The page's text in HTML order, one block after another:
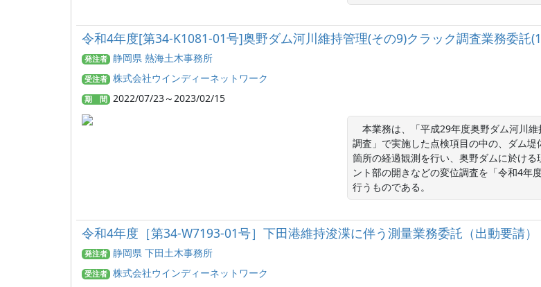
令和4年度[第34-K1081-01号]奥野ダム河川維持管理(その9)クラック調査業務委託
発注者 静岡県 熱海土木事務所
受注者 株式会社ウインディーネットワーク
期 間 2022/07/23～2023/02/15
本業務は、「平成29年度奥野ダム河川
調査」で実施した点検項目の中の、ダム
箇所の経過観測を行い、奥野ダムに於け
ント部の開きなどの変位調査を「令和4年
行うものである。
令和4年度［第34-W7193-01号］下田港維持浚渫に伴う測量業務委託（出動要請）
発注者 静岡県 下田土木事務所
受注者 株式会社ウインディーネットワーク